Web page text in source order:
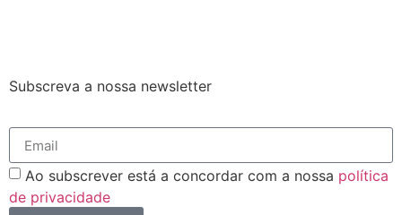
Subscreva a nossa newsletter
Ao subscrever está a concordar com a nossa política
de privacidade